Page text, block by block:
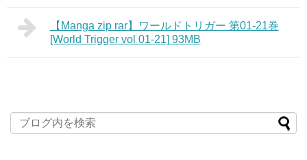
【Manga zip rar】ワールドトリガー 第01-21巻
[World Trigger vol 01-21] 93MB